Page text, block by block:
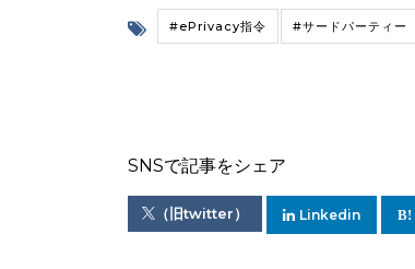
#ePrivacy指令 #サードパーティー
SNSで記事をシェア
（旧twitter） Linkedin